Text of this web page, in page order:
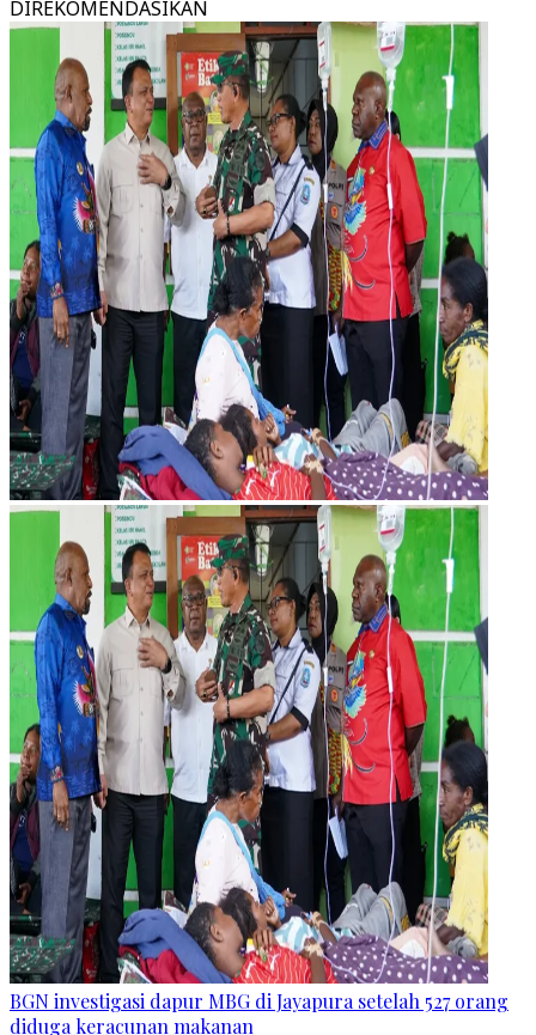
DIREKOMENDASIKAN
BGN investigasi dapur MBG di Jayapura setelah 527 orang
diduga keracunan makanan